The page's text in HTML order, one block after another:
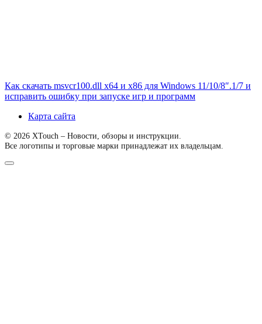
Как скачать msvcr100.dll x64 и x86 для Windows 11/10/8″.1/7 и
исправить ошибку при запуске игр и программ
Карта сайта
© 2026 XTouch – Новости, обзоры и инструкции.
Все логотипы и торговые марки принадлежат их владельцам.